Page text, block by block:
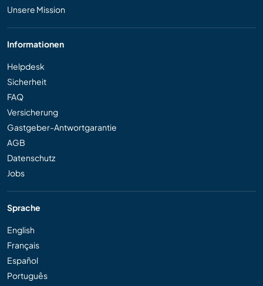
Unsere Mission
Informationen
Helpdesk
Sicherheit
FAQ
Versicherung
Gastgeber-Antwortgarantie
AGB
Datenschutz
Jobs
Sprache
English
Français
Español
Português